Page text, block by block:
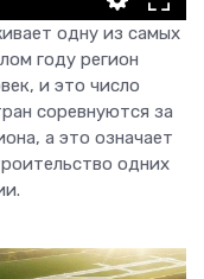
одну из самых
году регион
и это число
соревнуются за
а это означает
одних